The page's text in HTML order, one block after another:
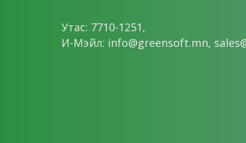
Утас: 7710-1251,
И-Мэйл: info@greensoft.mn,